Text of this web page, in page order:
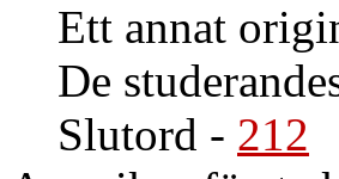
Ett annat
De
Slutord - 212